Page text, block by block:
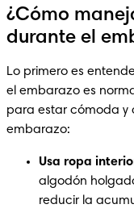
¿Cómo
durante el
Lo primero es
el embarazo es
para estar cómoda y
embarazo:
Usa ropa
algodón
reducir la